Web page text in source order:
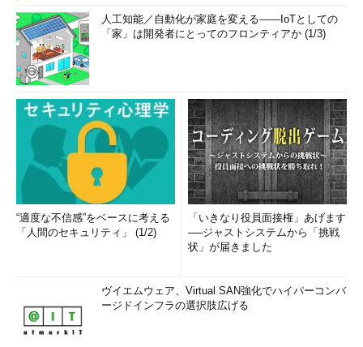
人工知能／自動化が家庭を変える――IoTとしての
「家」は開発者にとってのフロンティアか (1/3)
“適度な不信感”をベースに考える
「人間のセキュリティ」 (1/2)
「いきなり役員面接権」あげます
──ジャストシステムから「挑戦
状」が届きました
ヴイエムウェア、Virtual SAN強化でハイパーコンバ
ージドインフラの選択肢広げる